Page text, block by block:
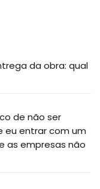
da obra: qual
de não ser
eu entrar com um
as empresas não